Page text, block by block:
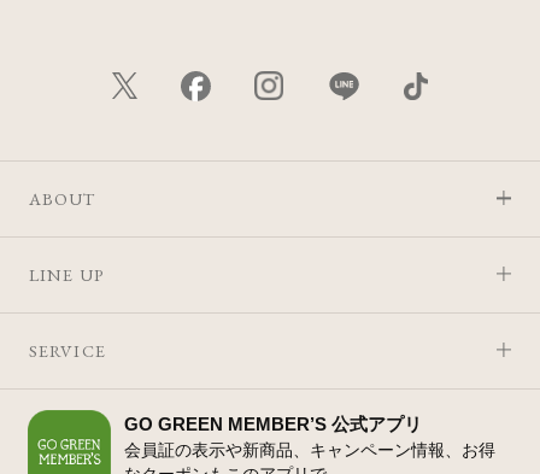
ABOUT
LINE UP
SERVICE
GO GREEN MEMBER’S 公式アプリ
会員証の表示や新商品、キャンペーン情報、お得